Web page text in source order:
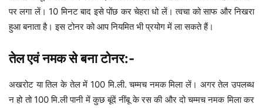
पर लगा लें। 10 मिनट बाद इसे पोंछ कर चेहरा धो लें। त्वचा को साफ और निखरा
हुआ बनाता है। इस टोनर को आप नियमित भी प्रयोग में ला सकते हैं।
तेल एवं नमक से बना टोनर:-
अखरोट या तिल के तेल में 100 मि.ली. चम्मच नमक मिला लें। अगर तेल उपलब्ध
न हो तो 100 मि.ली पानी में कुछ बूंदें नींबू के रस की और दो चम्मच नमक मिला कर